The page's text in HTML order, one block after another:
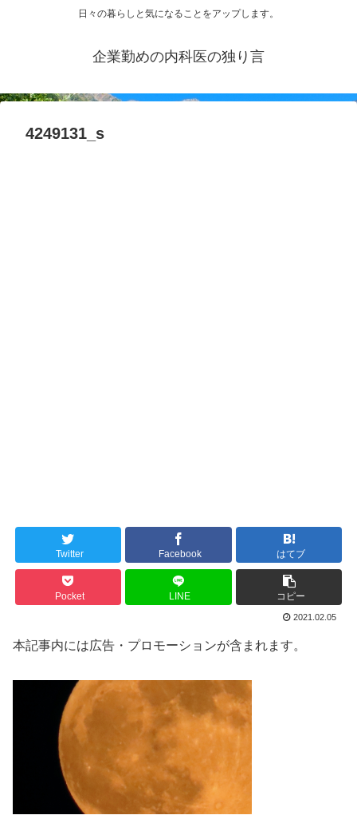
日々の暮らしと気になることをアップします。
企業勤めの内科医の独り言
4249131_s
Twitter Facebook はてブ
Pocket LINE コピー
2021.02.05
本記事内には広告・プロモーションが含まれます。